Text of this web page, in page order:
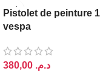
Pistolet de peinture
vespa
د.م.